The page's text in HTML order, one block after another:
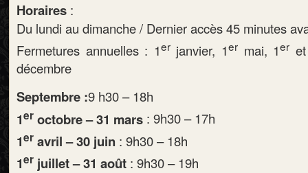
Horaires :
Du lundi au dimanche / Dernier accès 45 minutes
Fermetures annuelles : 1erjanvier, 1ermai, 1er
décembre
Septembre :9 h30 – 18h
1er octobre – 31 mars : 9h30 – 17h
1er avril – 30 juin : 9h30 – 18h
1er juillet – 31 août : 9h30 – 19h